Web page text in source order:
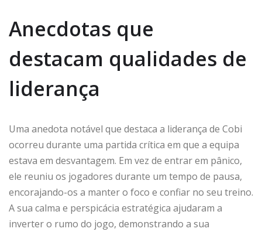
Anecdotas que
destacam qualidades de
liderança
Uma anedota notável que destaca a liderança de Cobi
ocorreu durante uma partida crítica em que a equipa
estava em desvantagem. Em vez de entrar em pânico,
ele reuniu os jogadores durante um tempo de pausa,
encorajando-os a manter o foco e confiar no seu treino.
A sua calma e perspicácia estratégica ajudaram a
inverter o rumo do jogo, demonstrando a sua